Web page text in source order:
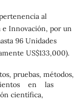
al
e Innovación, por un
96 Unidades
US$133,000).
pruebas, métodos,
en las
científica,